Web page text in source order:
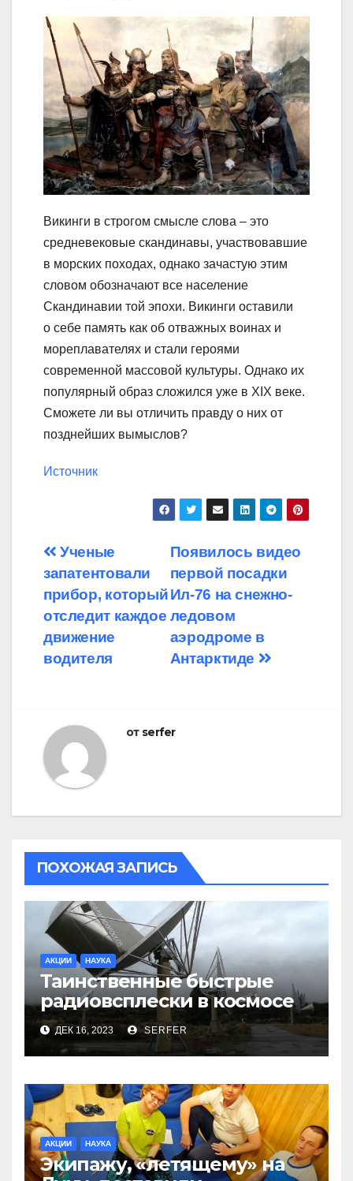
Викинги в строгом смысле слова – это
средневековые скандинавы, участвовавшие
в морских походах, однако зачастую этим
словом обозначают все население
Скандинавии той эпохи. Викинги оставили
о себе память как об отважных воинах и
мореплавателях и стали героями
современной массовой культуры. Однако их
популярный образ сложился уже в XIX веке.
Сможете ли вы отличить правду о них от
позднейших вымыслов?
Источник
Навигация
по
записям
Появилось видео
первой посадки
Ил-76 на снежно-
ледовом
аэродроме в
Антарктиде
Ученые
запатентовали
прибор, который
отследит каждое
движение
водителя
от serfer
ПОХОЖАЯ ЗАПИСЬ
АКЦИИ НАУКА
Таинственные быстрые
радиовсплески в космосе
сделались все более
странными
ДЕК 16, 2023 SERFER
АКЦИИ НАУКА
Экипажу, «летящему» на